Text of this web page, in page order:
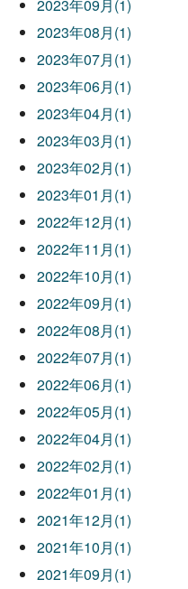
2023年09月(1)
2023年08月(1)
2023年07月(1)
2023年06月(1)
2023年04月(1)
2023年03月(1)
2023年02月(1)
2023年01月(1)
2022年12月(1)
2022年11月(1)
2022年10月(1)
2022年09月(1)
2022年08月(1)
2022年07月(1)
2022年06月(1)
2022年05月(1)
2022年04月(1)
2022年02月(1)
2022年01月(1)
2021年12月(1)
2021年10月(1)
2021年09月(1)